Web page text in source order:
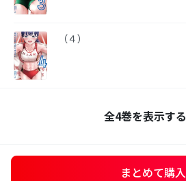
（４）
全4巻を表示する
まとめて購入